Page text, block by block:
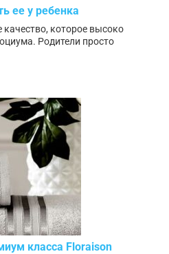
ее у ребенка
которое высоко
Родители просто
класса Floraison